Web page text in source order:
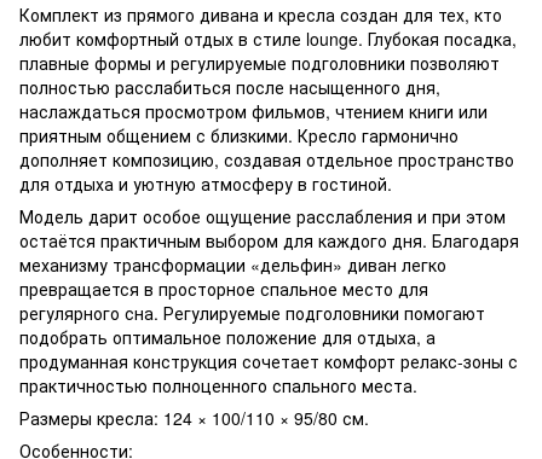
Комплект из прямого дивана и кресла создан для тех, кто
любит комфортный отдых в стиле lounge. Глубокая посадка,
плавные формы и регулируемые подголовники позволяют
полностью расслабиться после насыщенного дня,
наслаждаться просмотром фильмов, чтением книги или
приятным общением с близкими. Кресло гармонично
дополняет композицию, создавая отдельное пространство
для отдыха и уютную атмосферу в гостиной.
Модель дарит особое ощущение расслабления и при этом
остаётся практичным выбором для каждого дня. Благодаря
механизму трансформации «дельфин» диван легко
превращается в просторное спальное место для
регулярного сна. Регулируемые подголовники помогают
подобрать оптимальное положение для отдыха, а
продуманная конструкция сочетает комфорт релакс-зоны с
практичностью полноценного спального места.
Размеры кресла: 124 × 100/110 × 95/80 см.
Особенности: